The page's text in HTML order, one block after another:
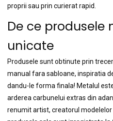
proprii sau prin curierat rapid.
De ce produsele
unicate
Produsele sunt obtinute prin
manual fara sabloane, inspiratia
dandu-le forma finala! Metalul
arderea carbunelui extras din
renumit artist, creatorul